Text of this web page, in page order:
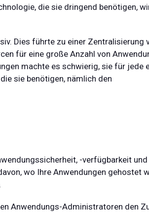
die sie dringend benötigen,
Dies führte zu einer Zentralisierung
für eine große Anzahl von
machte es schwierig, sie für jede
sie benötigen, nämlich den
-verfügbarkeit
wo Ihre Anwendungen gehostet
Anwendungs-Administratoren den